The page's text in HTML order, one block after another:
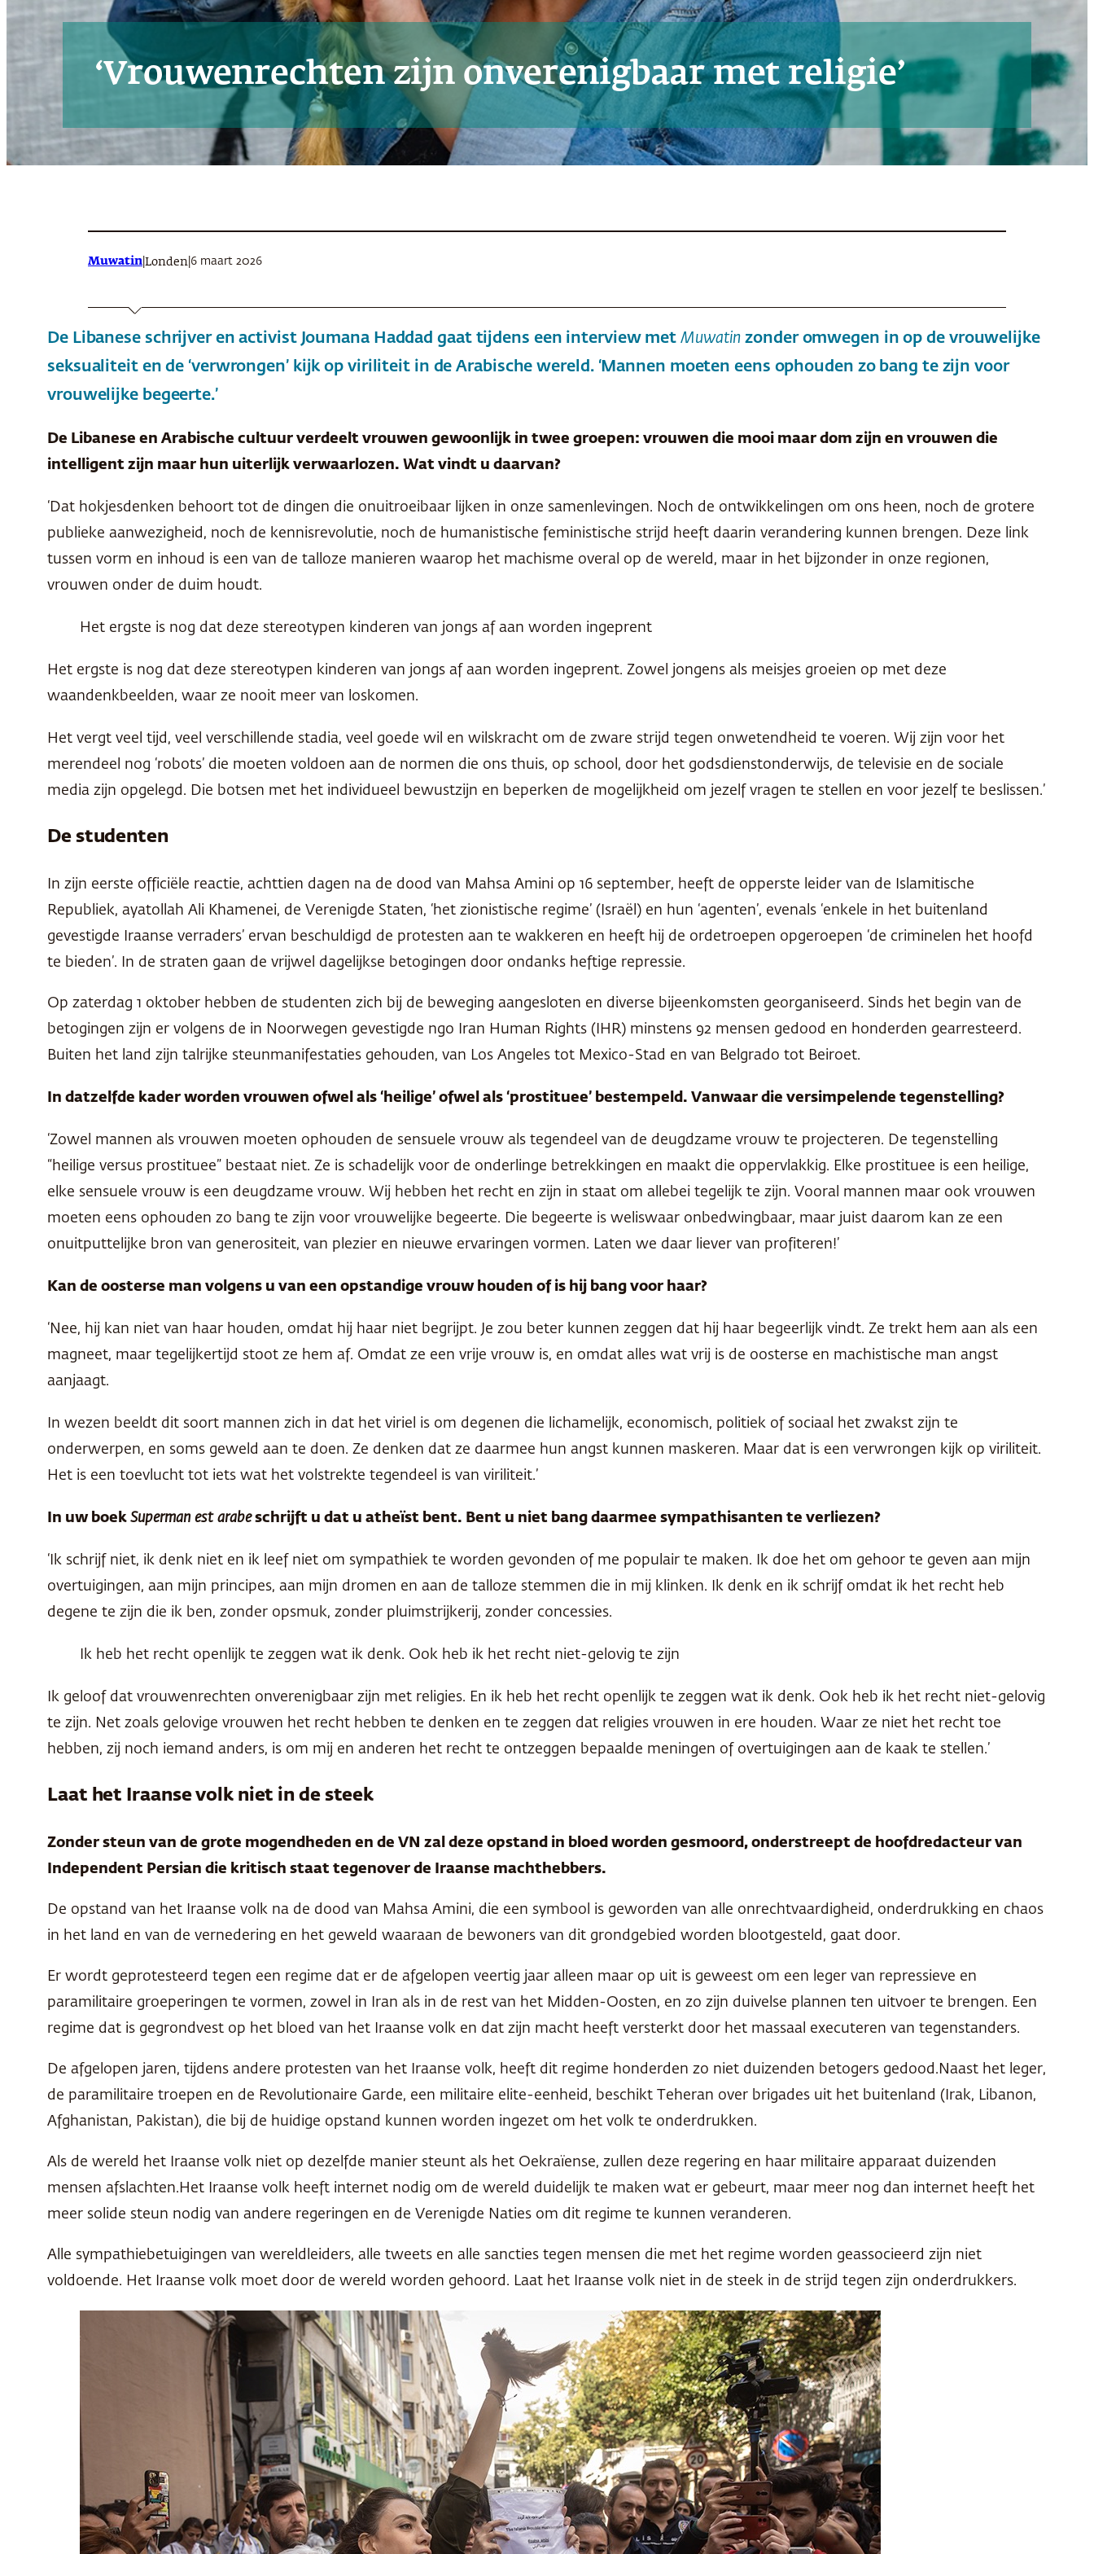
‘Vrouwenrechten zijn onverenigbaar met religie’
Muwatin Londen 6 maart 2026
De Libanese schrijver en activist Joumana Haddad gaat tijdens een interview met Muwatin zonder omwegen in op de vrouwelijke
seksualiteit en de ‘verwrongen’ kijk op viriliteit in de Arabische wereld. ‘Mannen moeten eens ophouden zo bang te zijn voor
vrouwelijke begeerte.’
De Libanese en Arabische cultuur verdeelt vrouwen gewoonlijk in twee groepen: vrouwen die mooi maar dom zijn en vrouwen die
intelligent zijn maar hun uiterlijk verwaarlozen. Wat vindt u daarvan?
‘Dat hokjesdenken behoort tot de dingen die onuitroeibaar lijken in onze samenlevingen. Noch de ontwikkelingen om ons heen, noch de grotere
publieke aanwezigheid, noch de kennisrevolutie, noch de humanistische feministische strijd heeft daarin verandering kunnen brengen. Deze link
tussen vorm en inhoud is een van de talloze manieren waarop het machisme overal op de wereld, maar in het bijzonder in onze regionen,
vrouwen onder de duim houdt.
Het ergste is nog dat deze stereotypen kinderen van jongs af aan worden ingeprent
Het ergste is nog dat deze stereotypen kinderen van jongs af aan worden ingeprent. Zowel jongens als meisjes groeien op met deze
waandenkbeelden, waar ze nooit meer van loskomen.
Het vergt veel tijd, veel verschillende stadia, veel goede wil en wilskracht om de zware strijd tegen onwetendheid te voeren. Wij zijn voor het
merendeel nog ‘robots’ die moeten voldoen aan de normen die ons thuis, op school, door het godsdienstonderwijs, de televisie en de sociale
media zijn opgelegd. Die botsen met het individueel bewustzijn en beperken de mogelijkheid om jezelf vragen te stellen en voor jezelf te beslissen.’
De studenten
In zijn eerste officiële reactie, achttien dagen na de dood van Mahsa Amini op 16 september, heeft de opperste leider van de Islamitische
Republiek, ayatollah Ali Khamenei, de Verenigde Staten, ‘het zionistische regime’ (Israël) en hun ‘agenten’, evenals ‘enkele in het buitenland
gevestigde Iraanse verraders’ ervan beschuldigd de protesten aan te wakkeren en heeft hij de ordetroepen opgeroepen ‘de criminelen het hoofd
te bieden’. In de straten gaan de vrijwel dagelijkse betogingen door ondanks heftige repressie.
Op zaterdag 1 oktober hebben de studenten zich bij de beweging aangesloten en diverse bijeenkomsten georganiseerd. Sinds het begin van de
betogingen zijn er volgens de in Noorwegen gevestigde ngo Iran Human Rights (IHR) minstens 92 mensen gedood en honderden gearresteerd.
Buiten het land zijn talrijke steunmanifestaties gehouden, van Los Angeles tot Mexico-Stad en van Belgrado tot Beiroet.
In datzelfde kader worden vrouwen ofwel als ‘heilige’ ofwel als ‘prostituee’ bestempeld. Vanwaar die versimpelende tegenstelling?
‘Zowel mannen als vrouwen moeten ophouden de sensuele vrouw als tegendeel van de deugdzame vrouw te projecteren. De tegenstelling
“heilige versus prostituee” bestaat niet. Ze is schadelijk voor de onderlinge betrekkingen en maakt die oppervlakkig. Elke prostituee is een heilige,
elke sensuele vrouw is een deugdzame vrouw. Wij hebben het recht en zijn in staat om allebei tegelijk te zijn. Vooral mannen maar ook vrouwen
moeten eens ophouden zo bang te zijn voor vrouwelijke begeerte. Die begeerte is weliswaar onbedwingbaar, maar juist daarom kan ze een
onuitputtelijke bron van generositeit, van plezier en nieuwe ervaringen vormen. Laten we daar liever van profiteren!’
Kan de oosterse man volgens u van een opstandige vrouw houden of is hij bang voor haar?
‘Nee, hij kan niet van haar houden, omdat hij haar niet begrijpt. Je zou beter kunnen zeggen dat hij haar begeerlijk vindt. Ze trekt hem aan als een
magneet, maar tegelijkertijd stoot ze hem af. Omdat ze een vrije vrouw is, en omdat alles wat vrij is de oosterse en machistische man angst
aanjaagt.
In wezen beeldt dit soort mannen zich in dat het viriel is om degenen die lichamelijk, economisch, politiek of sociaal het zwakst zijn te
onderwerpen, en soms geweld aan te doen. Ze denken dat ze daarmee hun angst kunnen maskeren. Maar dat is een verwrongen kijk op viriliteit.
Het is een toevlucht tot iets wat het volstrekte tegendeel is van viriliteit.’
In uw boek Superman est arabeschrijft u dat u atheïst bent. Bent u niet bang daarmee sympathisanten te verliezen?
‘Ik schrijf niet, ik denk niet en ik leef niet om sympathiek te worden gevonden of me populair te maken. Ik doe het om gehoor te geven aan mijn
overtuigingen, aan mijn principes, aan mijn dromen en aan de talloze stemmen die in mij klinken. Ik denk en ik schrijf omdat ik het recht heb
degene te zijn die ik ben, zonder opsmuk, zonder pluimstrijkerij, zonder concessies.
Ik heb het recht openlijk te zeggen wat ik denk. Ook heb ik het recht niet-gelovig te zijn
Ik geloof dat vrouwenrechten onverenigbaar zijn met religies. En ik heb het recht openlijk te zeggen wat ik denk. Ook heb ik het recht niet-gelovig
te zijn. Net zoals gelovige vrouwen het recht hebben te denken en te zeggen dat religies vrouwen in ere houden. Waar ze niet het recht toe
hebben, zij noch iemand anders, is om mij en anderen het recht te ontzeggen bepaalde meningen of overtuigingen aan de kaak te stellen.’
Laat het Iraanse volk niet in de steek
Zonder steun van de grote mogendheden en de VN zal deze opstand in bloed worden gesmoord, onderstreept de hoofdredacteur van
Independent Persian die kritisch staat tegenover de Iraanse machthebbers.
De opstand van het Iraanse volk na de dood van Mahsa Amini, die een symbool is geworden van alle onrechtvaardigheid, onderdrukking en chaos
in het land en van de vernedering en het geweld waaraan de bewoners van dit grondgebied worden blootgesteld, gaat door.
Er wordt geprotesteerd tegen een regime dat er de afgelopen veertig jaar alleen maar op uit is geweest om een leger van repressieve en
paramilitaire groeperingen te vormen, zowel in Iran als in de rest van het Midden-Oosten, en zo zijn duivelse plannen ten uitvoer te brengen. Een
regime dat is gegrondvest op het bloed van het Iraanse volk en dat zijn macht heeft versterkt door het massaal executeren van tegenstanders.
De afgelopen jaren, tijdens andere protesten van het Iraanse volk, heeft dit regime honderden zo niet duizenden betogers gedood.Naast het leger,
de paramilitaire troepen en de Revolutionaire Garde, een militaire elite-eenheid, beschikt Teheran over brigades uit het buitenland (Irak, Libanon,
Afghanistan, Pakistan), die bij de huidige opstand kunnen worden ingezet om het volk te onderdrukken.
Als de wereld het Iraanse volk niet op dezelfde manier steunt als het Oekraïense, zullen deze regering en haar militaire apparaat duizenden
mensen afslachten.Het Iraanse volk heeft internet nodig om de wereld duidelijk te maken wat er gebeurt, maar meer nog dan internet heeft het
meer solide steun nodig van andere regeringen en de Verenigde Naties om dit regime te kunnen veranderen.
Alle sympathiebetuigingen van wereldleiders, alle tweets en alle sancties tegen mensen die met het regime worden geassocieerd zijn niet
voldoende. Het Iraanse volk moet door de wereld worden gehoord. Laat het Iraanse volk niet in de steek in de strijd tegen zijn onderdrukkers.